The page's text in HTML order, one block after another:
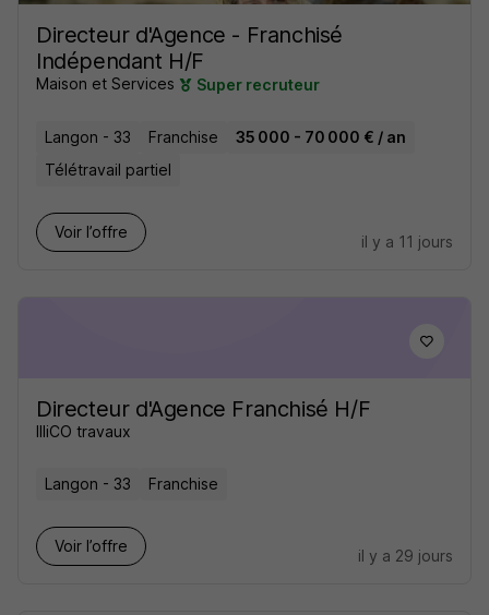
Directeur d'Agence - Franchisé
Indépendant H/F
Maison et Services Super recruteur
Langon - 33 Franchise
35 000 - 70 000 € / an
Télétravail partiel
Voir l’offre
il y a 11 jours
Directeur d'Agence Franchisé H/F
IlliCO travaux
Langon - 33 Franchise
Voir l’offre
il y a 29 jours